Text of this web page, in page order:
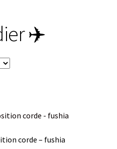
✈️
corde – fushia